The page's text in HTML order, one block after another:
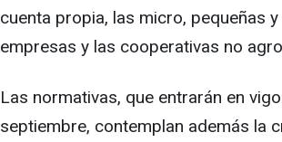
cuenta propia, las micro, pequeñas
empresas y las cooperativas no
Las normativas, que entrarán en
septiembre, contemplan además la